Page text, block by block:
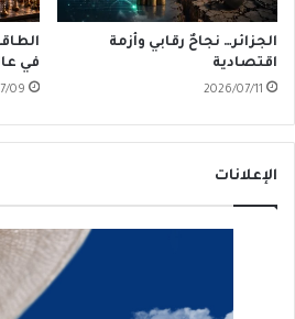
الجزائر… نجاحٌ رقابي وأزمة
اقتصادية
2026/07/11
في
09
الإعلانات